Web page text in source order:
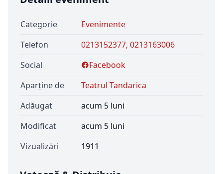
Categorie
Evenimente
Telefon
0213152377, 0213163006
Social
Facebook
Aparține de
Teatrul Tandarica
Adăugat
acum 5 luni
Modificat
acum 5 luni
Vizualizări
1911